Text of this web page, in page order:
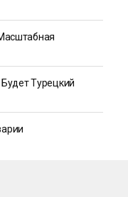
Турецкий